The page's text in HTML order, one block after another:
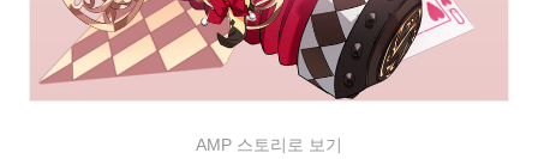
AMP 스토리로 보기